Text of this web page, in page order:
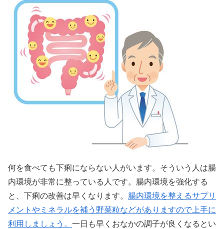
何を食べても下痢にならない人がいます。そういう人は腸
内環境が非常に整っている人です。腸内環境を強化する
と、下痢の改善は早くなります。 腸内環境を整えるサプリ
メントやミネラルを補う野菜粒などがありますので上手に
利用しましょう。 一日も早くおなかの調子が良くなるとい